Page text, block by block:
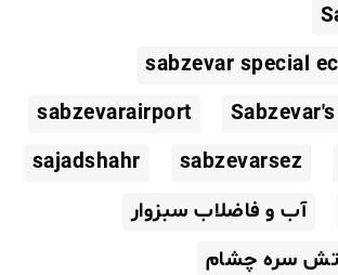
sabzevar special
sabzevarairport
sabzevarsez
sajadshahr
آب و فاضلاب سبزوار
سره چشام